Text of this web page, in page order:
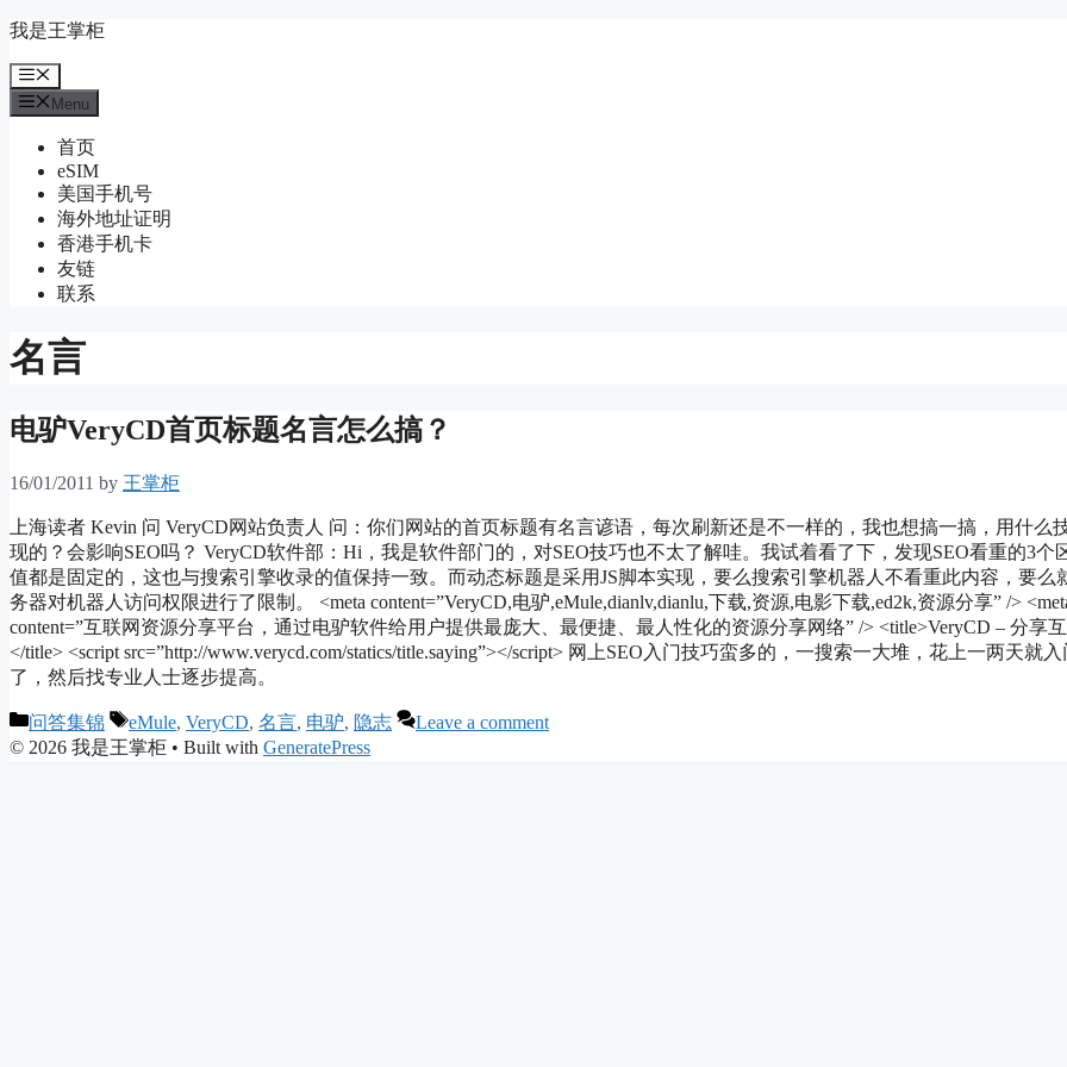
Skip
content
我是王掌柜
Menu
Menu
首页
eSIM
美国手机号
海外地址证明
香港手机卡
友链
联系
名言
电驴VeryCD首页标题名言怎么搞？
16/01/2011 by 王掌柜
上海读者 Kevin 问 VeryCD网站负责人 问：你们网站的首页标题有名言谚语，每次刷新还是不一样的，我也想搞一搞，用什么
现的？会影响SEO吗？ VeryCD软件部：Hi，我是软件部门的，对SEO技巧也不太了解哇。我试着看了下，发现SEO看重的3个
值都是固定的，这也与搜索引擎收录的值保持一致。而动态标题是采用JS脚本实现，要么搜索引擎机器人不看重此内容，要么
务器对机器人访问权限进行了限制。 <meta content=”VeryCD,电驴,eMule,dianlv,dianlu,下载,资源,电影下载,ed2k,资源分享” />
content=”互联网资源分享平台，通过电驴软件给用户提供最庞大、最便捷、最人性化的资源分享网络” /> <title>VeryCD – 分享
</title> <script src=”http://www.verycd.com/statics/title.saying”></script> 网上SEO入门技巧蛮多的，一搜索一大堆，花上一两天就入
了，然后找专业人士逐步提高。
Categories
问答集锦 Tags
eMule, VeryCD, 名言, 电驴, 隐志
Leave a comment
© 2026 我是王掌柜 • Built with GeneratePress